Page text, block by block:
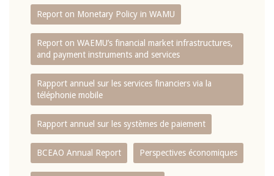
Report on Monetary Policy in WAMU
Report on WAEMU’s financial market infrastructures,
and payment instruments and services
Rapport annuel sur les services financiers via la
téléphonie mobile
Rapport annuel sur les systèmes de paiement
BCEAO Annual Report Perspectives économiques